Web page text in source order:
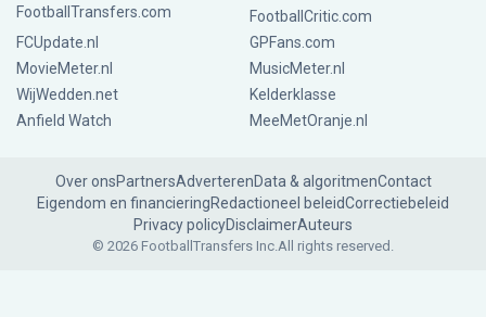
FootballTransfers.com
FootballCritic.com
FCUpdate.nl
GPFans.com
MovieMeter.nl
MusicMeter.nl
WijWedden.net
Kelderklasse
Anfield Watch
MeeMetOranje.nl
Over onsPartnersAdverterenData & algoritmenContact
Eigendom en financieringRedactioneel beleidCorrectiebeleid
Privacy policyDisclaimerAuteurs
© 2026 FootballTransfers Inc.All rights reserved.